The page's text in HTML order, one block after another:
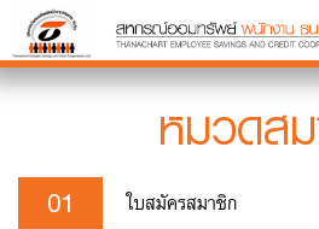
หมวดส
01 ใบสมัครสมาชิก